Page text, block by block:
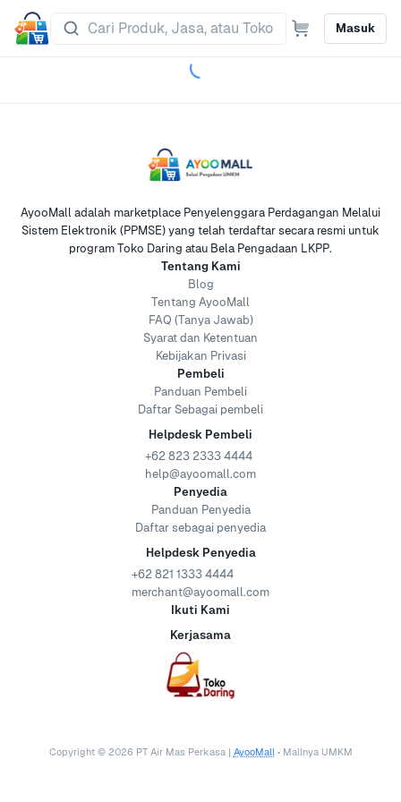
Masuk
AyooMall adalah marketplace Penyelenggara Perdagangan Melalui
Sistem Elektronik (PPMSE) yang telah terdaftar secara resmi untuk
program Toko Daring atau Bela Pengadaan LKPP.
Tentang Kami
Blog
Tentang AyooMall
FAQ (Tanya Jawab)
Syarat dan Ketentuan
Kebijakan Privasi
Pembeli
Panduan Pembeli
Daftar Sebagai pembeli
Helpdesk Pembeli
+62 823 2333 4444
help@ayoomall.com
Penyedia
Panduan Penyedia
Daftar sebagai penyedia
Helpdesk Penyedia
+62 821 1333 4444
merchant@ayoomall.com
Ikuti Kami
Kerjasama
Copyright © 2026 PT Air Mas Perkasa | AyooMall • Mallnya UMKM